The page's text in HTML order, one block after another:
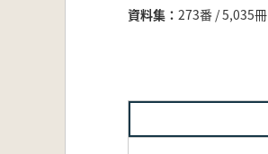
資料集
273番 / 5,035冊